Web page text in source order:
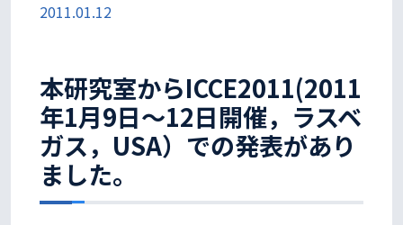
2011.01.12
本研究室からICCE2011(2011
年1月9日〜12日開催，ラスベ
ガス，USA）での発表があり
ました。